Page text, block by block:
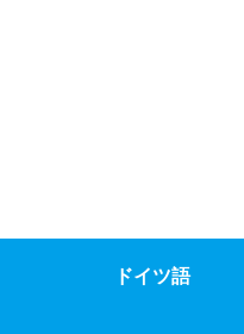
ドイツ語